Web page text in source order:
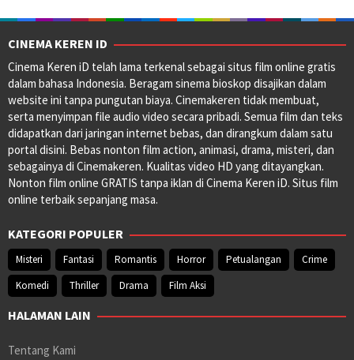
CINEMA KEREN ID
Cinema Keren iD telah lama terkenal sebagai situs film online gratis
dalam bahasa Indonesia. Beragam sinema bioskop disajikan dalam
website ini tanpa pungutan biaya. Cinemakeren tidak membuat,
serta menyimpan file audio video secara pribadi. Semua film dan teks
didapatkan dari jaringan internet bebas, dan dirangkum dalam satu
portal disini. Bebas nonton film action, animasi, drama, misteri, dan
sebagainya di Cinemakeren. Kualitas video HD yang ditayangkan.
Nonton film online GRATIS tanpa iklan di Cinema Keren iD. Situs film
online terbaik sepanjang masa.
KATEGORI POPULER
Misteri Fantasi Romantis Horror Petualangan
Crime
Komedi
Thriller Drama Film Aksi
HALAMAN LAIN
Tentang Kami